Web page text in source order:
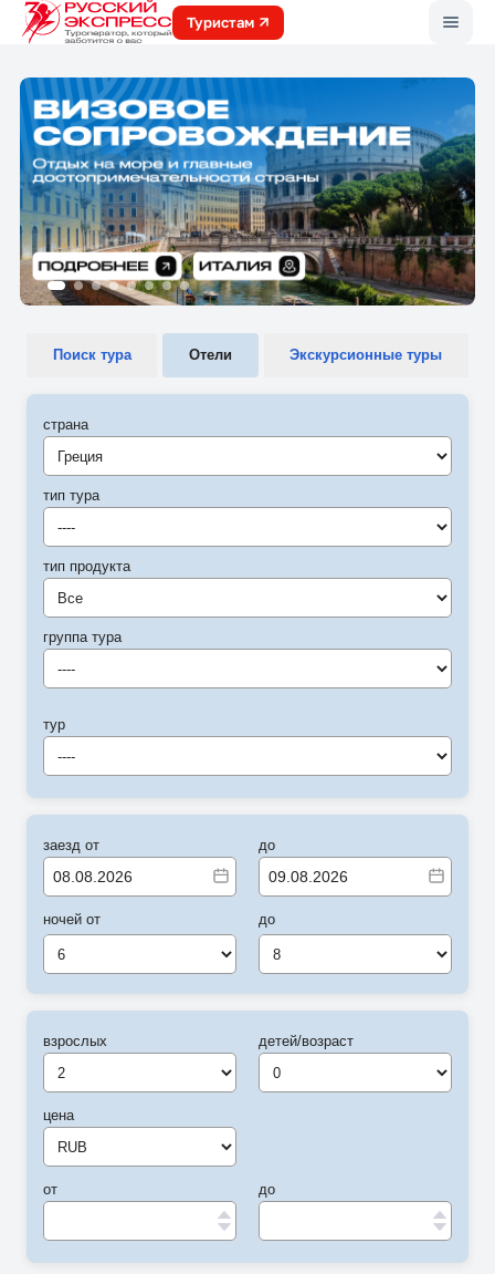
Туристам
Поиск тура Отели Экскурсионные туры
страна
Греция
тип тура
----
тип продукта
Все
группа тура
----
тур
----
заезд от
ночей от
6
до
до
8
взрослых
цена
от
детей/возраст
до